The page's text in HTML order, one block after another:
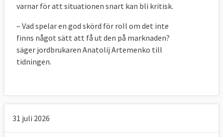
varnar för att situationen snart kan bli kritisk.
– Vad spelar en god skörd för roll om det inte
finns något sätt att få ut den på marknaden?
säger jordbrukaren Anatolij Artemenko till
tidningen.
31 juli 2026